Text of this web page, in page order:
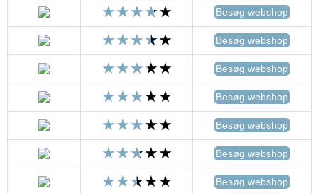
Besøg webshop
Besøg webshop
Besøg webshop
Besøg webshop
Besøg webshop
Besøg webshop
Besøg webshop